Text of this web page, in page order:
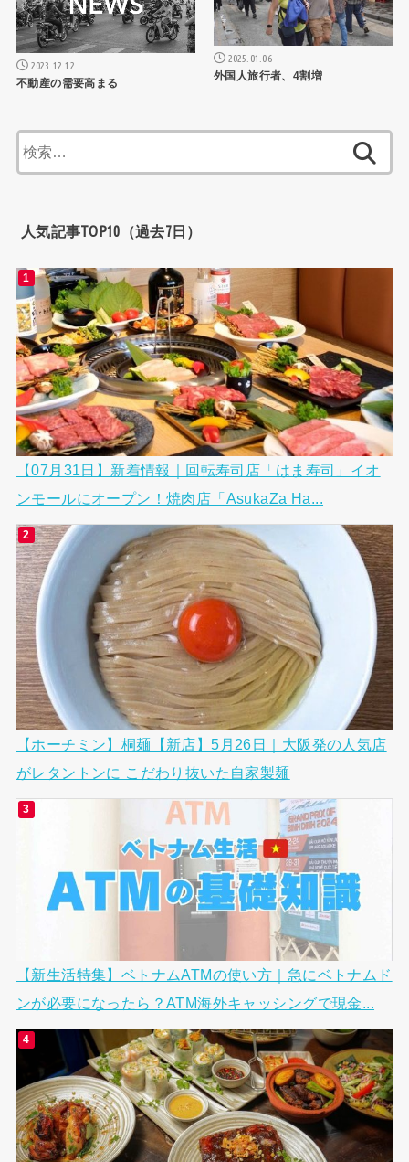
2023.12.12
不動産の需要高まる
2025.01.06
外国人旅行者、4割増
索:
人気記事TOP10（過去7日）
【07月31日】新着情報｜回転寿司店「はま寿司」イオ
ンモールにオープン！焼肉店「AsukaZa Ha...
【ホーチミン】桐麺【新店】5月26日｜大阪発の人気店
がレタントンに こだわり抜いた自家製麺
【新生活特集】ベトナムATMの使い方｜急にベトナムド
ンが必要になったら？ATM海外キャッシングで現金...